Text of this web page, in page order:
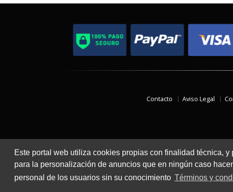
Este portal web utiliza cookies propias con finalidad técnica,
para la personalización de anuncios que en ningún caso
personal de los usuarios sin su conocimiento Términos y
Contacto Aviso Legal